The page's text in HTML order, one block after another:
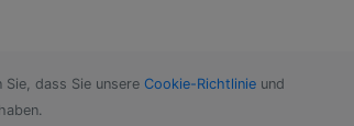
dass Sie unsere Cookie-Richtlinie und